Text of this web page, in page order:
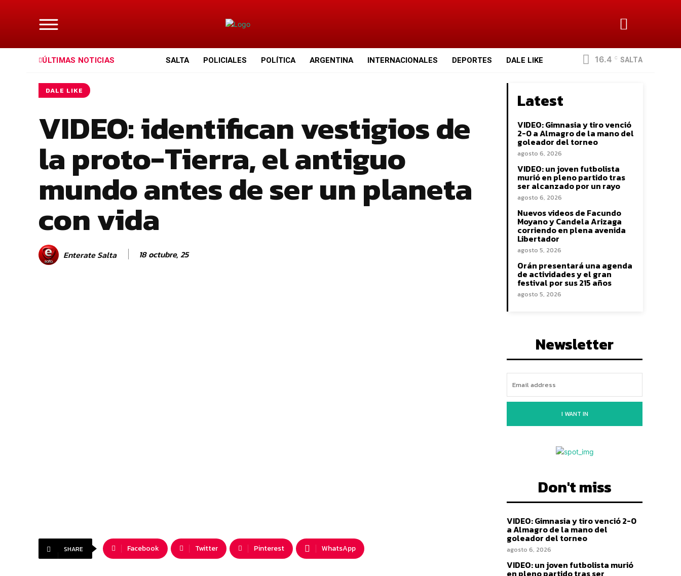
ÚLTIMAS NOTICIAS SALTA POLICIALES POLÍTICA ARGENTINA INTERNACIONALES DEPORTES DALE LIKE 16.4 C SALTA
DALE LIKE
VIDEO: identifican vestigios de
la proto-Tierra, el antiguo
mundo antes de ser un planeta
con vida
Enterate Salta 18 octubre, 25
SHARE Facebook Twitter Pinterest WhatsApp
Latest
VIDEO: Gimnasia y tiro venció
2-0 a Almagro de la mano del
goleador del torneo
agosto 6, 2026
VIDEO: un joven futbolista
murió en pleno partido tras
ser alcanzado por un rayo
agosto 6, 2026
Nuevos videos de Facundo
Moyano y Candela Arizaga
corriendo en plena avenida
Libertador
agosto 5, 2026
Orán presentará una agenda
de actividades y el gran
festival por sus 215 años
agosto 5, 2026
Newsletter
I WANT IN
Don't miss
VIDEO: Gimnasia y tiro venció 2-0
a Almagro de la mano del
goleador del torneo
agosto 6, 2026
VIDEO: un joven futbolista murió
en pleno partido tras ser